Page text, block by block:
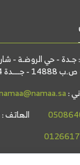
: جـدة - حي الروضـة -
21434
:
الهاتف :